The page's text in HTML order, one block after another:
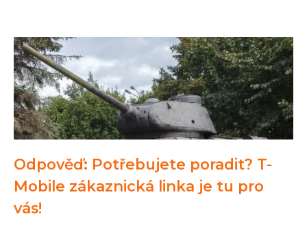
Odpověď: Potřebujete poradit? T-
Mobile zákaznická linka je tu pro
vás!